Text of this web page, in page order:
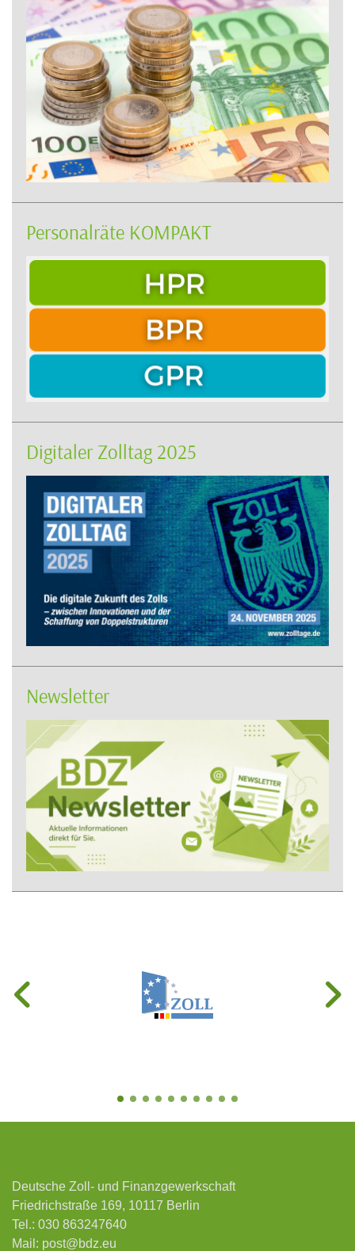
Personalräte KOMPAKT
Digitaler Zolltag 2025
Newsletter
Deutsche Zoll- und Finanzgewerkschaft
Friedrichstraße 169, 10117 Berlin
Tel.: 030 863247640
Mail: post@bdz.eu